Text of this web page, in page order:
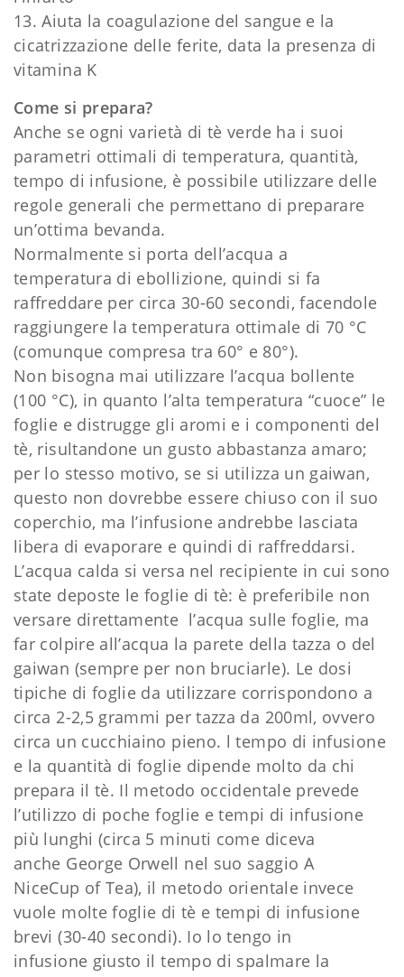
13. Aiuta la coagulazione del sangue e la
cicatrizzazione delle ferite, data la presenza di
vitamina K
Come si prepara?
Anche se ogni varietà di tè verde ha i suoi
parametri ottimali di temperatura, quantità,
tempo di infusione, è possibile utilizzare delle
regole generali che permettano di preparare
un’ottima bevanda.
Normalmente si porta dell’acqua a
temperatura di ebollizione, quindi si fa
raffreddare per circa 30-60 secondi, facendole
raggiungere la temperatura ottimale di 70 °C
(comunque compresa tra 60° e 80°).
Non bisogna mai utilizzare l’acqua bollente
(100 °C), in quanto l’alta temperatura “cuoce” le
foglie e distrugge gli aromi e i componenti del
tè, risultandone un gusto abbastanza amaro;
per lo stesso motivo, se si utilizza un gaiwan,
questo non dovrebbe essere chiuso con il suo
coperchio, ma l’infusione andrebbe lasciata
libera di evaporare e quindi di raffreddarsi.
L’acqua calda si versa nel recipiente in cui sono
state deposte le foglie di tè: è preferibile non
versare direttamente l’acqua sulle foglie, ma
far colpire all’acqua la parete della tazza o del
gaiwan (sempre per non bruciarle). Le dosi
tipiche di foglie da utilizzare corrispondono a
circa 2-2,5 grammi per tazza da 200ml, ovvero
circa un cucchiaino pieno. l tempo di infusione
e la quantità di foglie dipende molto da chi
prepara il tè. Il metodo occidentale prevede
l’utilizzo di poche foglie e tempi di infusione
più lunghi (circa 5 minuti come diceva
anche George Orwell nel suo saggio A
NiceCup of Tea), il metodo orientale invece
vuole molte foglie di tè e tempi di infusione
brevi (30-40 secondi). Io lo tengo in
infusione giusto il tempo di spalmare la